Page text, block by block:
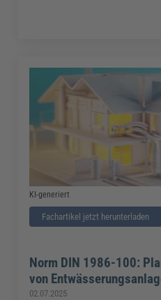
KI-generiert
Fachartikel jetzt herunterladen
Norm DIN 1986-100:
von
02.07.2025